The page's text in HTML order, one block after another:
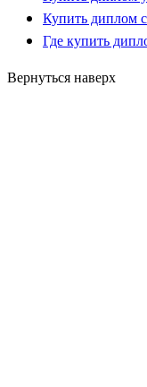
Купить диплом
Где купить
Вернуться наверх